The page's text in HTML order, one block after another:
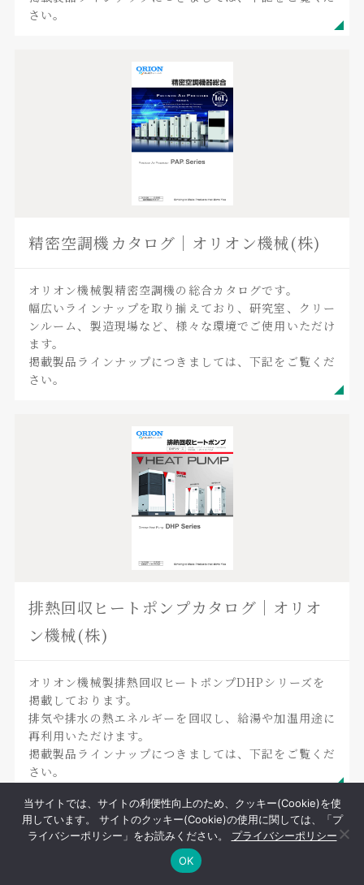
さい。
精密空調機カタログ｜オリオン機械(株)
オリオン機械製精密空調機の総合カタログです。
幅広いラインナップを取り揃えており、研究室、クリー
ンルーム、製造現場など、様々な環境でご使用いただけ
ます。
掲載製品ラインナップにつきましては、下記をご覧くだ
さい。
排熱回収ヒートポンプカタログ｜オリオ
ン機械(株)
オリオン機械製排熱回収ヒートポンプDHPシリーズを
掲載しております。
排気や排水の熱エネルギーを回収し、給湯や加温用途に
再利用いただけます。
掲載製品ラインナップにつきましては、下記をご覧くだ
さい。
当サイトでは、サイトの利便性向上のため、クッキー(Cookie)を使
用しています。 サイトのクッキー(Cookie)の使用に関しては、「プ
ライバシーポリシー」をお読みください。 プライバシーポリシー
OK